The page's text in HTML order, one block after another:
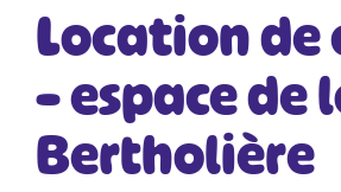
Location de
– espace de
Bertholière